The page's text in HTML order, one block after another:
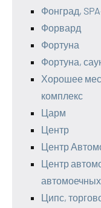
Фонград,
Форвард
Фортуна
Фортуна,
Хорошее
комплекс
Царм
Центр
Центр
Центр
автомоечных
Ципс,